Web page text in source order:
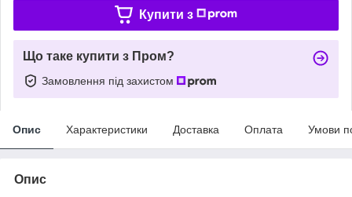
Купити з
Що таке купити з Пром?
Замовлення під захистом
Опис Характеристики Доставка Оплата Умови
Опис